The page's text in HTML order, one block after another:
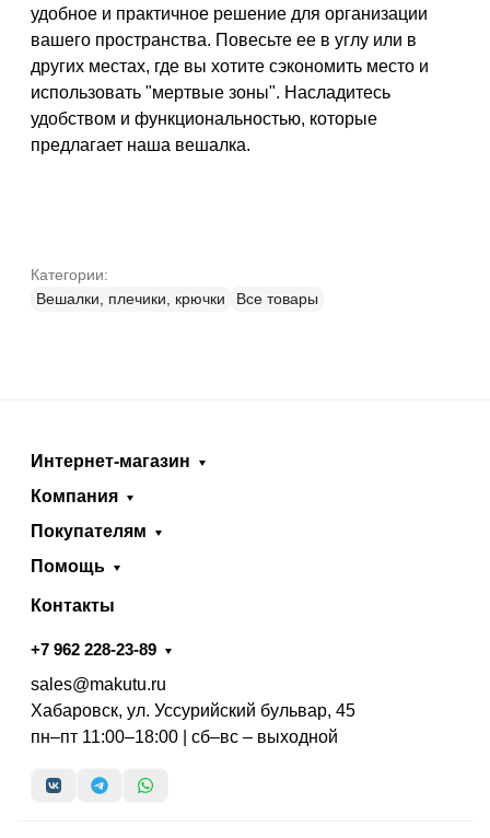
удобное и практичное решение для организации
вашего пространства. Повесьте ее в углу или в
других местах, где вы хотите сэкономить место и
использовать "мертвые зоны". Насладитесь
удобством и функциональностью, которые
предлагает наша вешалка.
Категории:
Вешалки, плечики, крючки
Все товары
Интернет-магазин
Компания
Покупателям
Помощь
Контакты
+7 962 228-23-89
sales@makutu.ru
Хабаровск, ул. Уссурийский бульвар, 45
пн–пт 11:00–18:00 | сб–вс – выходной